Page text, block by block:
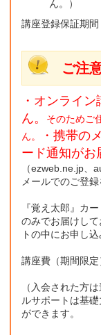
ん。）
講座登録保証期
ご注
・オンライ
ん。
そのためご
ん。
・携帯の
ード通知がお
（ezweb.ne.jp、
メールでのご登
『覚え太郎』カ
のみでお届けし
トの中にお申し
講座費（期間限定
（入会された方
ルサポートは基
ができます。